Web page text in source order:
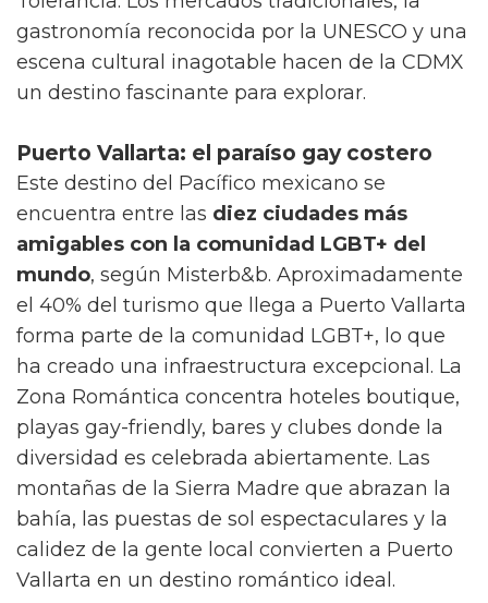
Aires, celebrada en noviembre, es una de las
más masivas y politizadas del continente,
reflejando el compromiso de la ciudad con la
diversidad.
Ciudad de México: diversidad en cada
esquina
La CDMX alberga una de las comunidades
LGBT+ más grandes de América Latina. La
Zona Rosa es el corazón neurálgico de la vida
nocturna LGBT+ mexicana, mientras que la
Marcha del Orgullo, celebrada en junio, es una
de las más multitudinarias del continente con
cerca de medio millón de asistentes. La
ciudad combina tradición prehispánica con
modernidad cosmopolita, ofreciendo museos
de clase mundial como el Memoria y
Tolerancia. Los mercados tradicionales, la
gastronomía reconocida por la UNESCO y una
escena cultural inagotable hacen de la CDMX